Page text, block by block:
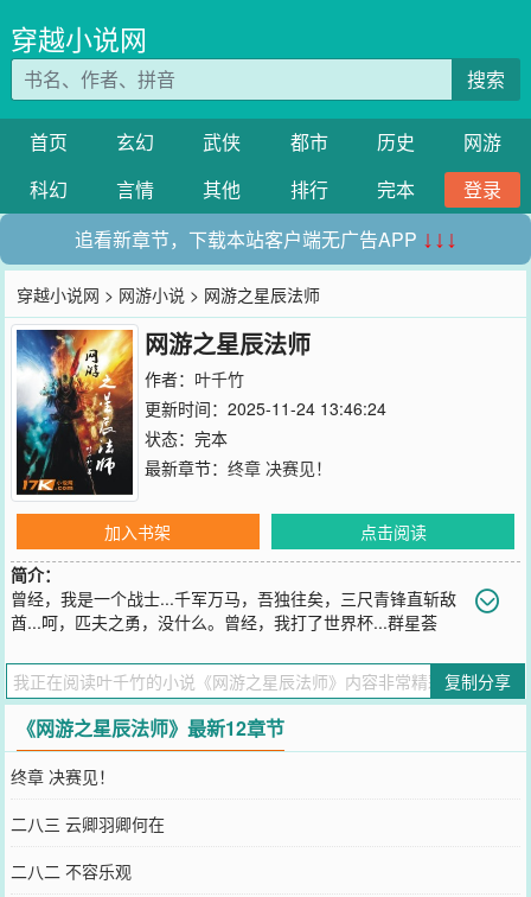
穿越小说网
搜索
首页 玄幻 武侠 都市 历史
网游
科幻
言情 其他 排行 完本
登录
追看新章节，下载本站客户端无广告APP ↓↓↓
穿越小说网 > 网游小说 > 网游之星辰法师
网游之星辰法师
作者： 叶千竹
更新时间：2025-11-24 13:46:24
状态：完本
最新章节： 终章 决赛见！
加入书架
点击阅读
简介：
曾经，我是一个战士...千军万马，吾独往矣，三尺青锋直斩敌
酋...呵，匹夫之勇，没什么。曾经，我打了世界杯...群星荟
我有兄弟一帮...兄弟同心，其利断金，纵横天下莫敢不服...咳，这件
事情，别提了。现在，我就是小小魔法师一枚，身边哥们五六个，周
围美女一大群，兜里金币堪够花，荣耀使命不用扛。什么？你问我为
什么不追逐荣耀？简单...江
您要是觉得《
博微信里的朋友推荐哦！
复制分享
《网游之星辰法师》最新12章节
终章 决赛见！
二八三 云卿羽卿何在
二八二 不容乐观